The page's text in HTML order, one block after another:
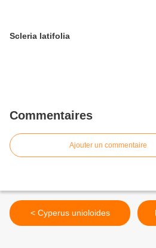
Scleria latifolia
Commentaires
Ajouter un commentaire
< Cyperus unioloides